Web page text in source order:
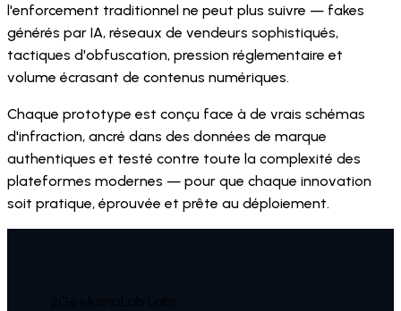
l'enforcement traditionnel ne peut plus suivre — fakes
générés par IA, réseaux de vendeurs sophistiqués,
tactiques d'obfuscation, pression réglementaire et
volume écrasant de contenus numériques.
Chaque prototype est conçu face à de vrais schémas
d'infraction, ancré dans des données de marque
authentiques et testé contre toute la complexité des
plateformes modernes — pour que chaque innovation
soit pratique, éprouvée et prête au déploiement.
2GeeksinaLab Labs